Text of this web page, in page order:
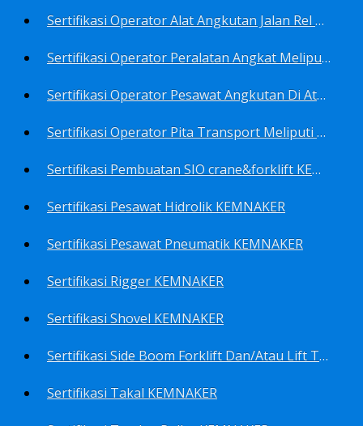
Sertifikasi Operator Alat Angkutan Jalan Rel Meliputi Operator Lokomotif Dan Lori KEMNAKER
Sertifikasi Operator Peralatan Angkat Meliputi Operator Dongkrak Mekanik (Lier) KEMNAKER
Sertifikasi Operator Pesawat Angkutan Di Atas Landasan Dan Di Atas Permukaan Meliputi Antara Lain Operator: Dump Truk KEMNAKER
Sertifikasi Operator Pita Transport Meliputi Operator Eskalator KEMNAKER
Sertifikasi Pembuatan SIO crane&forklift KEMNAKER
Sertifikasi Pesawat Hidrolik KEMNAKER
Sertifikasi Pesawat Pneumatik KEMNAKER
Sertifikasi Rigger KEMNAKER
Sertifikasi Shovel KEMNAKER
Sertifikasi Side Boom Forklift Dan/Atau Lift Truk KEMNAKER
Sertifikasi Takal KEMNAKER